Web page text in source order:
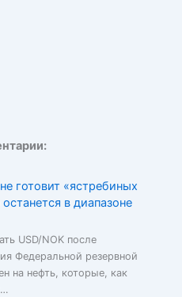
готовит «ястребиных
в диапазоне
USD/NOK после
Федеральной резервной
на нефть, которые, как